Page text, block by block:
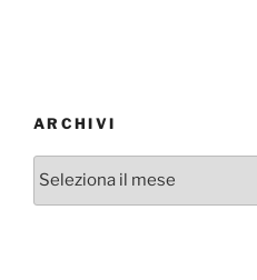
ARCHIVI
Archivi